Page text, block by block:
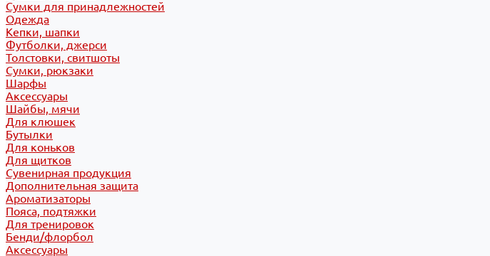
Сумки для принадлежностей
Одежда
Кепки, шапки
Футболки, джерси
Толстовки, свитшоты
Сумки, рюкзаки
Шарфы
Аксессуары
Шайбы, мячи
Для клюшек
Бутылки
Для коньков
Для щитков
Сувенирная продукция
Дополнительная защита
Ароматизаторы
Пояса, подтяжки
Для тренировок
Бенди/флорбол
Аксессуары